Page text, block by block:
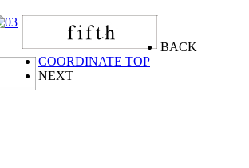
BACK
COORDINATE TOP
NEXT